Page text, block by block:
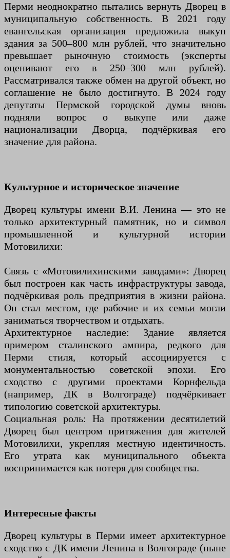
Перми неоднократно пытались вернуть Дворец в
муниципальную собственность. В 2021 году
евангельская организация предложила выкуп
здания за 500–800 млн рублей, что значительно
превышает рыночную стоимость (эксперты
оценивают его в 250–300 млн рублей).
Рассматривался также обмен на другой объект, но
соглашение не было достигнуто. В 2024 году
депутаты Пермской городской думы вновь
подняли вопрос о выкупе или даже
национализации Дворца, подчёркивая его
значение для района.
Культурное и историческое значение
Дворец культуры имени В.И. Ленина — это не
только архитектурный памятник, но и символ
промышленной и культурной истории
Мотовилихи:
Связь с «Мотовилихинскими заводами»: Дворец
был построен как часть инфраструктуры завода,
подчёркивая роль предприятия в жизни района.
Он стал местом, где рабочие и их семьи могли
заниматься творчеством и отдыхать.
Архитектурное наследие: Здание является
примером сталинского ампира, редкого для
Перми стиля, который ассоциируется с
монументальностью советской эпохи. Его
сходство с другими проектами Корнфельда
(например, ДК в Волгограде) подчёркивает
типологию советской архитектуры.
Социальная роль: На протяжении десятилетий
Дворец был центром притяжения для жителей
Мотовилихи, укрепляя местную идентичность.
Его утрата как муниципального объекта
воспринимается как потеря для сообщества.
Интересные факты
Дворец культуры в Перми имеет архитектурное
сходство с ДК имени Ленина в Волгограде (ныне